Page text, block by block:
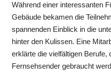
Während einer interessanten
Gebäude bekamen die
spannenden Einblick in die
hinter den Kulissen. Eine
erklärte die vielfältigen Berufe,
Fernsehsender gebraucht